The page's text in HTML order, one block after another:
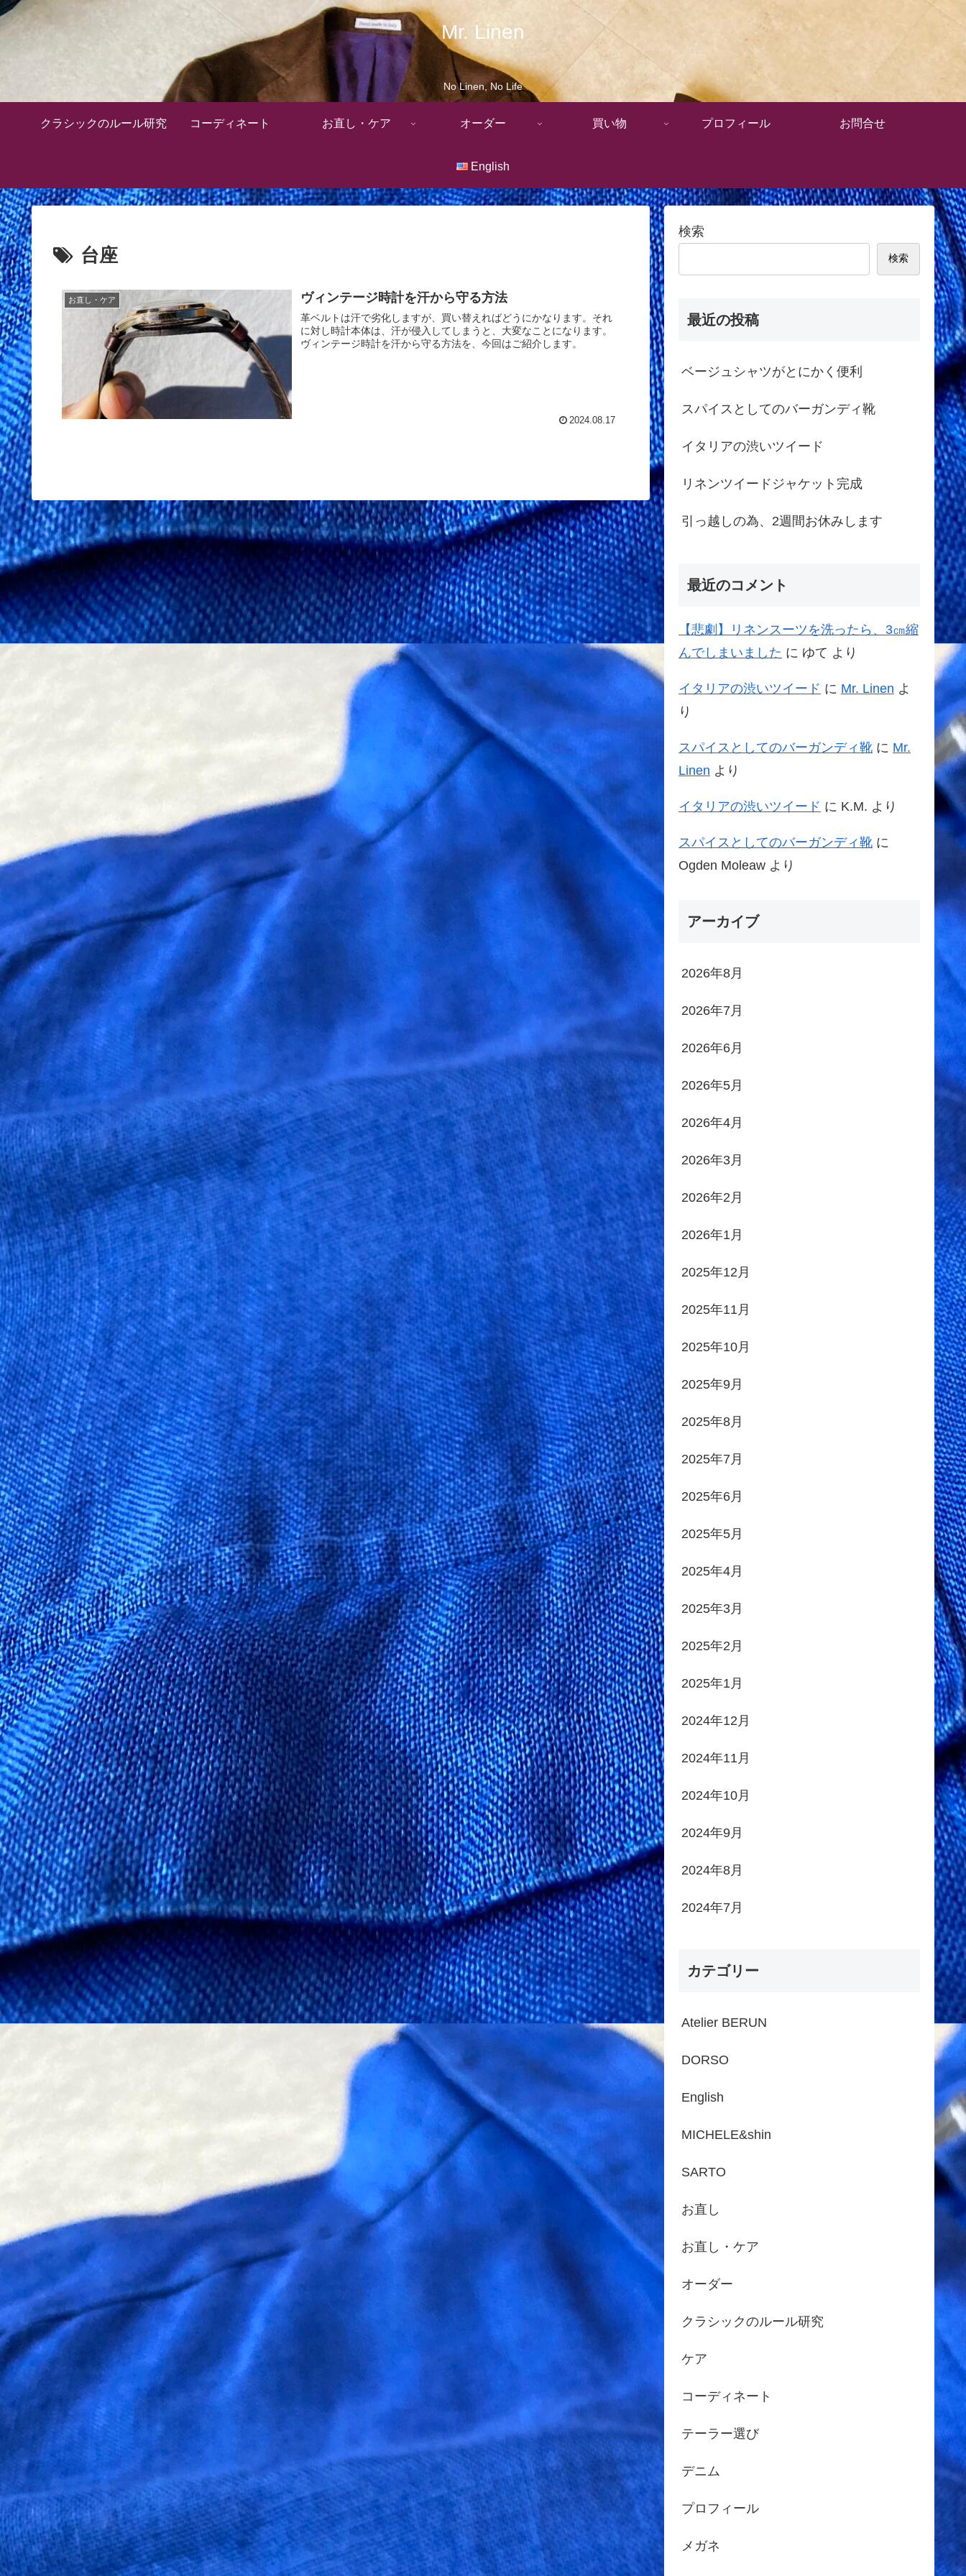
Mr. Linen
No Linen, No Life
クラシックのルール研究 コーディネート お直し・ケア オーダー 買い物 プロフィール お問合せ
English
台座
お直し・ケア ヴィンテージ時計を汗から守る方法
革ベルトは汗で劣化しますが、買い替えればどうにかなります。それ
に対し時計本体は、汗が侵入してしまうと、大変なことになります。
ヴィンテージ時計を汗から守る方法を、今回はご紹介します。
2024.08.17
検索
検索
最近の投稿
ベージュシャツがとにかく便利
スパイスとしてのバーガンディ靴
イタリアの渋いツイード
リネンツイードジャケット完成
引っ越しの為、2週間お休みします
最近のコメント
【悲劇】リネンスーツを洗ったら、3㎝縮
んでしまいました に ゆて より
イタリアの渋いツイード に Mr. Linen よ
り
スパイスとしてのバーガンディ靴 に Mr.
Linen より
イタリアの渋いツイード に K.M. より
スパイスとしてのバーガンディ靴 に
Ogden Moleaw より
アーカイブ
2026年8月
2026年7月
2026年6月
2026年5月
2026年4月
2026年3月
2026年2月
2026年1月
2025年12月
2025年11月
2025年10月
2025年9月
2025年8月
2025年7月
2025年6月
2025年5月
2025年4月
2025年3月
2025年2月
2025年1月
2024年12月
2024年11月
2024年10月
2024年9月
2024年8月
2024年7月
カテゴリー
Atelier BERUN
DORSO
English
MICHELE&shin
SARTO
お直し
お直し・ケア
オーダー
クラシックのルール研究
ケア
コーディネート
テーラー選び
デニム
プロフィール
メガネ